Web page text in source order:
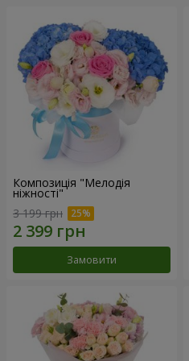
Композиція "Мелодія
ніжності"
3 199 грн
Замовити